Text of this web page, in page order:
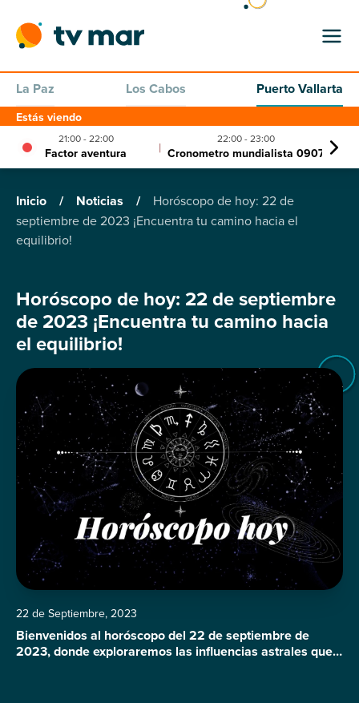
La Paz Los Cabos Puerto Vallarta
Estás viendo
21:00 - 22:00
Factor aventura | 22:00 - 23:00
Cronometro mundialista 0907 |
Inicio / Noticias /
Horóscopo de hoy: 22 de
septiembre de 2023 ¡Encuentra tu camino hacia el
equilibrio!
Horóscopo de hoy: 22 de septiembre
de 2023 ¡Encuentra tu camino hacia
el equilibrio!
22 de Septiembre, 2023
Bienvenidos al horóscopo del 22 de septiembre de
2023, donde exploraremos las influencias astrales que